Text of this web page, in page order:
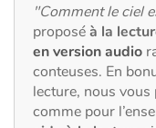
Apprentissage
Art, espace, activité
"Comment le ciel
proposéà la
en version audio
conteuses. En
lecture, nous
comme pour